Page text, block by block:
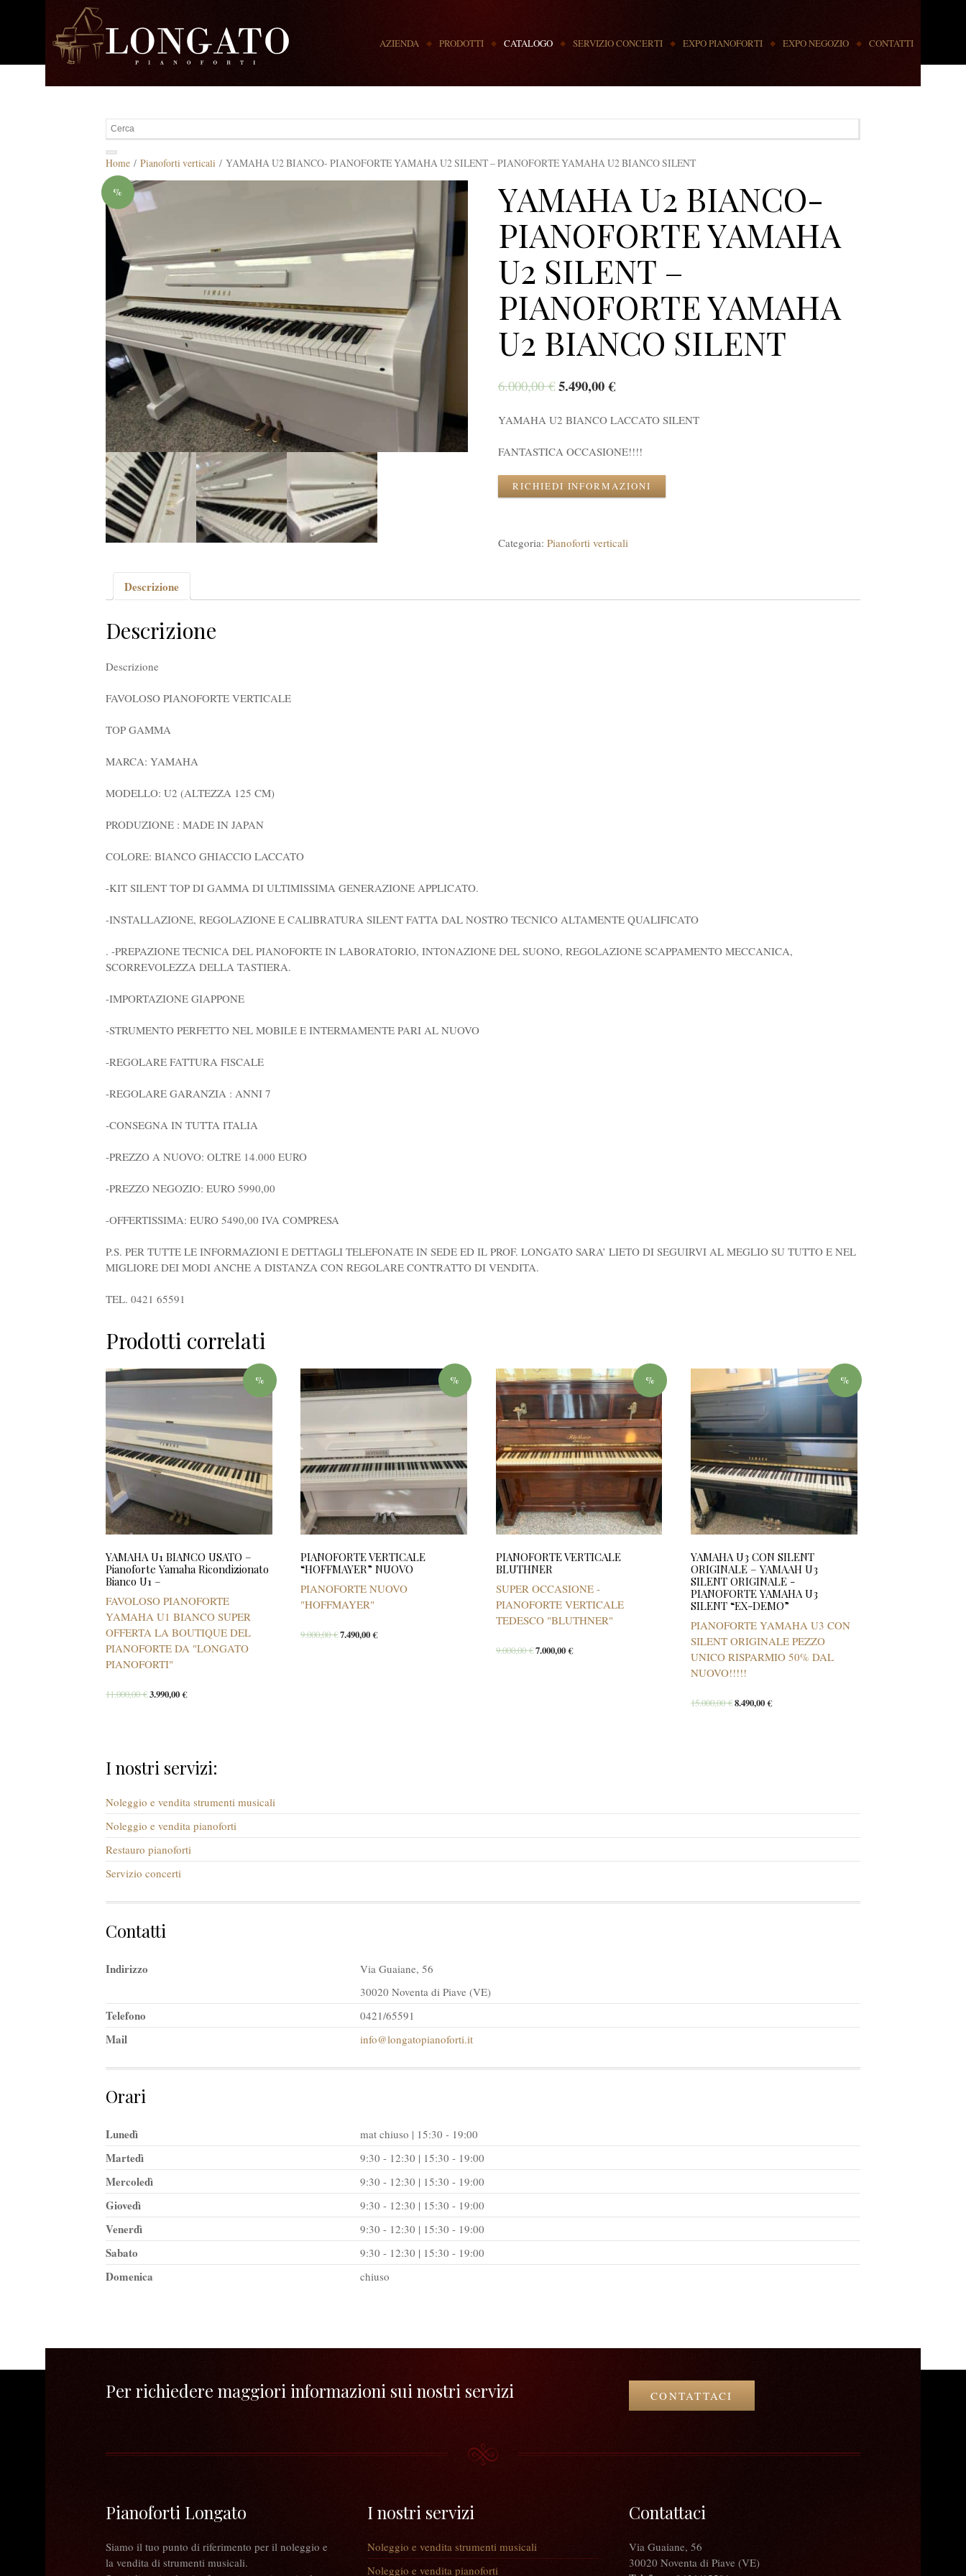
AZIENDA PRODOTTI CATALOGO SERVIZIO CONCERTI EXPO PIANOFORTI EXPO NEGOZIO CONTATTI
Home / Pianoforti verticali / YAMAHA U2 BIANCO- PIANOFORTE YAMAHA U2 SILENT – PIANOFORTE YAMAHA U2 BIANCO SILENT
%
YAMAHA U2 BIANCO-
PIANOFORTE YAMAHA
U2 SILENT –
PIANOFORTE YAMAHA
U2 BIANCO SILENT
6.000,00€ 5.490,00€
YAMAHA U2 BIANCO LACCATO SILENT
FANTASTICA OCCASIONE!!!!
RICHIEDI INFORMAZIONI
Categoria: Pianoforti verticali
Descrizione
Descrizione
Descrizione
FAVOLOSO PIANOFORTE VERTICALE
TOP GAMMA
MARCA: YAMAHA
MODELLO: U2 (ALTEZZA 125 CM)
PRODUZIONE : MADE IN JAPAN
COLORE: BIANCO GHIACCIO LACCATO
-KIT SILENT TOP DI GAMMA DI ULTIMISSIMA GENERAZIONE APPLICATO.
-INSTALLAZIONE, REGOLAZIONE E CALIBRATURA SILENT FATTA DAL NOSTRO TECNICO ALTAMENTE QUALIFICATO
. -PREPAZIONE TECNICA DEL PIANOFORTE IN LABORATORIO, INTONAZIONE DEL SUONO, REGOLAZIONE SCAPPAMENTO MECCANICA,
SCORREVOLEZZA DELLA TASTIERA.
-IMPORTAZIONE GIAPPONE
-STRUMENTO PERFETTO NEL MOBILE E INTERMAMENTE PARI AL NUOVO
-REGOLARE FATTURA FISCALE
-REGOLARE GARANZIA : ANNI 7
-CONSEGNA IN TUTTA ITALIA
-PREZZO A NUOVO: OLTRE 14.000 EURO
-PREZZO NEGOZIO: EURO 5990,00
-OFFERTISSIMA: EURO 5490,00 IVA COMPRESA
P.S. PER TUTTE LE INFORMAZIONI E DETTAGLI TELEFONATE IN SEDE ED IL PROF. LONGATO SARA’ LIETO DI SEGUIRVI AL MEGLIO SU TUTTO E NEL
MIGLIORE DEI MODI ANCHE A DISTANZA CON REGOLARE CONTRATTO DI VENDITA.
TEL. 0421 65591
Prodotti correlati
%
YAMAHA U1 BIANCO USATO –
Pianoforte Yamaha Ricondizionato
Bianco U1 –
FAVOLOSO PIANOFORTE
YAMAHA U1 BIANCO SUPER
OFFERTA LA BOUTIQUE DEL
PIANOFORTE DA "LONGATO
PIANOFORTI"
11.000,00€3.990,00€
%
PIANOFORTE VERTICALE
“HOFFMAYER” NUOVO
PIANOFORTE NUOVO
"HOFFMAYER"
9.000,00€7.490,00€
%
PIANOFORTE VERTICALE
BLUTHNER
SUPER OCCASIONE -
PIANOFORTE VERTICALE
TEDESCO "BLUTHNER"
9.000,00€7.000,00€
%
YAMAHA U3 CON SILENT
ORIGINALE – YAMAAH U3
SILENT ORIGINALE -
PIANOFORTE YAMAHA U3
SILENT “EX-DEMO”
PIANOFORTE YAMAHA U3 CON
SILENT ORIGINALE PEZZO
UNICO RISPARMIO 50% DAL
NUOVO!!!!!
15.000,00€8.490,00€
I nostri servizi:
Noleggio e vendita strumenti musicali
Noleggio e vendita pianoforti
Restauro pianoforti
Servizio concerti
Contatti
Indirizzo
Via Guaiane, 56
30020 Noventa di Piave (VE)
Telefono 0421/65591
Mail info@longatopianoforti.it
Orari
Lunedì mat chiuso | 15:30 - 19:00
Martedì 9:30 - 12:30 | 15:30 - 19:00
Mercoledì 9:30 - 12:30 | 15:30 - 19:00
Giovedì 9:30 - 12:30 | 15:30 - 19:00
Venerdì 9:30 - 12:30 | 15:30 - 19:00
Sabato 9:30 - 12:30 | 15:30 - 19:00
Domenica chiuso
Per richiedere maggiori informazioni sui nostri servizi CONTATTACI
Pianoforti Longato
Siamo il tuo punto di riferimento per il noleggio e
la vendita di strumenti musicali.
I nostri servizi
Noleggio e vendita strumenti musicali
Noleggio e vendita pianoforti
Contattaci
Via Guaiane, 56
30020 Noventa di Piave (VE)